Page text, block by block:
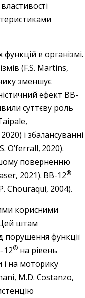
в організмі.
(F.S. Martins,
зменшує
ефект BB-
суттєву роль
і збалансуванні
O’ferrall, 2020).
поверненню
2021). BB-12®
Chouraqui, 2004).
корисними
Цей штам
порушення функції
12® на рівень
і на моторику
M.D. Costanzo,